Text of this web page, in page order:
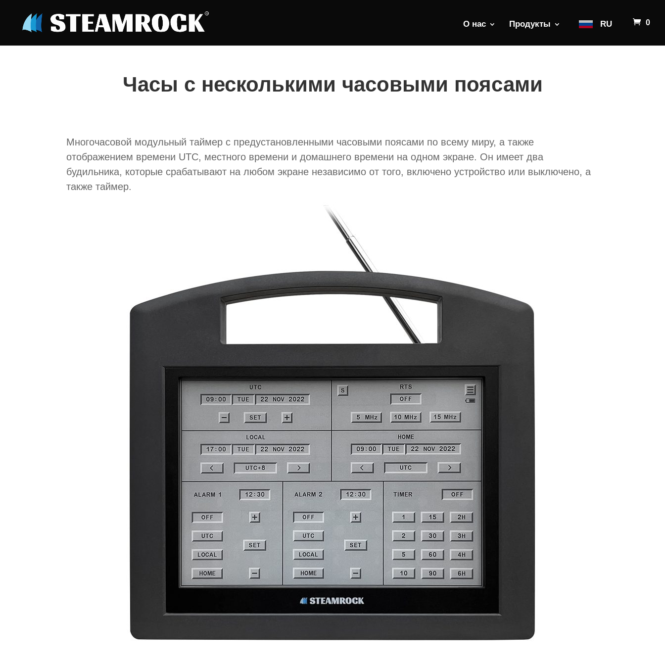
О нас Продукты RU 0
Часы с несколькими часовыми поясами
Многочасовой модульный таймер с предустановленными часовыми поясами по всему миру, а также
отображением времени UTC, местного времени и домашнего времени на одном экране. Он имеет два
будильника, которые срабатывают на любом экране независимо от того, включено устройство или выключено, а
также таймер.